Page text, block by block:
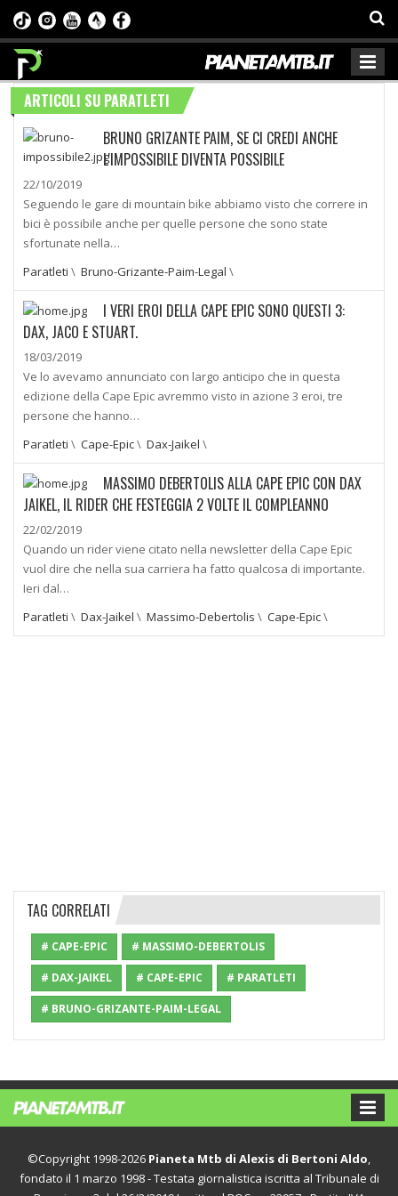
ARTICOLI SU PARATLETI
BRUNO GRIZANTE PAIM, SE CI CREDI ANCHE
L'IMPOSSIBILE DIVENTA POSSIBILE
22/10/2019
Seguendo le gare di mountain bike abbiamo visto che correre in
bici è possibile anche per quelle persone che sono state
sfortunate nella…
Paratleti \ Bruno-Grizante-Paim-Legal \
I VERI EROI DELLA CAPE EPIC SONO QUESTI 3:
DAX, JACO E STUART.
18/03/2019
Ve lo avevamo annunciato con largo anticipo che in questa
edizione della Cape Epic avremmo visto in azione 3 eroi, tre
persone che hanno…
Paratleti \ Cape-Epic\ Dax-Jaikel \
MASSIMO DEBERTOLIS ALLA CAPE EPIC CON DAX
JAIKEL, IL RIDER CHE FESTEGGIA 2 VOLTE IL COMPLEANNO
22/02/2019
Quando un rider viene citato nella newsletter della Cape Epic
vuol dire che nella sua carriera ha fatto qualcosa di importante.
Ieri dal…
Paratleti \ Dax-Jaikel \ Massimo-Debertolis \ Cape-Epic\
TAG CORRELATI
# CAPE-EPIC # MASSIMO-DEBERTOLIS
# DAX-JAIKEL # CAPE-EPIC # PARATLETI
# BRUNO-GRIZANTE-PAIM-LEGAL
©Copyright 1998-2026 Pianeta Mtb di Alexis di Bertoni Aldo
fondato il 1 marzo 1998 - Testata giornalistica iscritta al Tribunale di